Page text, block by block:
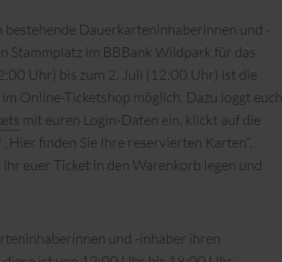
bestehende Dauerkarteninhaberinnen und -
Stammplatz im BBBank Wildpark für das
Uhr) bis zum 2. Juli (12:00 Uhr) ist die
Online-Ticketshop möglich. Dazu loggt euch
mit euren Login-Daten ein, klickt auf die
finden Sie Ihre reservierten Karten“.
euer Ticket in den Warenkorb legen und
und -inhaber ihren